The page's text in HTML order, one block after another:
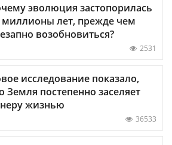
эволюция застопорилась
миллионы лет, прежде чем
возобновиться?
2531
исследование показало,
Земля постепенно заселяет
жизнью
36533